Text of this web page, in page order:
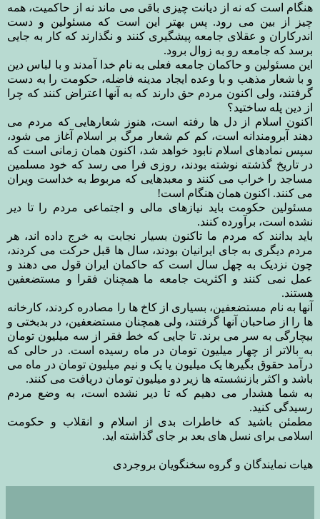
هنگام است که نه از دیانت چیزی باقی می ماند نه از حاکمیت، همه
چیز از بین می رود. پس بهتر این است که مسئولین و دست
اندرکاران و عقلای جامعه پیشگیری کنند و نگذارند که کار به جایی
برسد که جامعه رو به زوال برود.
این مسئولین و حاکمان جامعه فعلی به نام خدا آمدند و با لباس دین
و با شعار مذهب و با وعده ایجاد مدینه فاضله، حکومت را به دست
گرفتند، ولی اکنون مردم حق دارند که به آنها اعتراض کنند که چرا
از دین پله ساختید؟
اکنون اسلام از دل ها رفته است، هنوز شعارهایی که مردم می
دهند آبرومندانه است، کم کم شعار مرگ بر اسلام آغاز می شود،
سپس نمادهای اسلام نابود خواهد شد، اکنون همان زمانی است که
در تاریخ گذشته نوشته بودند، روزی فرا می رسد که خود مسلمین
مساجد را خراب می کنند و معبدهایی که مربوط به خداست ویران
می کنند. اکنون همان هنگام است!
مسئولین حکومت باید نیازهای مالی و اجتماعی مردم را تا دیر
نشده است، برآورده کنند.
باید بدانند که مردم ما تاکنون بسیار نجابت به خرج داده اند، هر
مردم دیگری به جای ایرانیان بودند، سال ها قبل حرکت می کردند،
چون نزدیک به چهل سال است که حاکمان ایران قول می دهند و
عمل نمی کنند و اکثریت جامعه ما همچنان فقرا و مستضعفین
هستند.
آنها به نام مستضعفین، بسیاری از کاخ ها را مصادره کردند، کارخانه
ها را از صاحبان آنها گرفتند، ولی همچنان مستضعفین، در بدبختی و
بیچارگی به سر می برند. تا جایی که خط فقر از سه میلیون تومان
به بالاتر از چهار میلیون تومان در ماه رسیده است. در حالی که
درآمد حقوق بگیرها یک میلیون یا یک و نیم میلیون تومان در ماه می
باشد و اکثر بازنشسته ها زیر دو میلیون تومان دریافت می کنند.
به شما هشدار می دهیم که تا دیر نشده است، به وضع مردم
رسیدگی کنید.
مطمئن باشید که خاطرات بدی از اسلام و انقلاب و حکومت
اسلامی برای نسل های بعد بر جای گذاشته اید.
هیات نمایندگان و گروه سخنگویان بروجردی